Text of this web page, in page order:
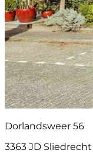
Dorlandsweer 56
3363 JD Sliedrecht